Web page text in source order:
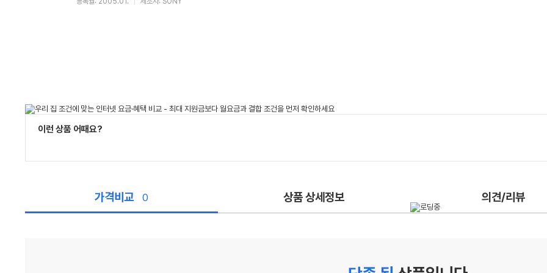
이런 상품 어때요?
가격비교 0 상품 상세정보 의견/리뷰